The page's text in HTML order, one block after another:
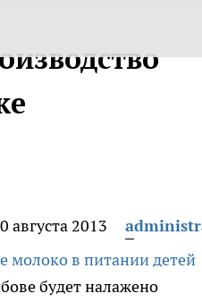
августа 2013
будет налажено